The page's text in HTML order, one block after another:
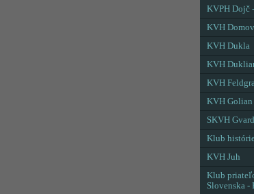
KVPH Dojč
KVH
KVH Dukla
KVH
KVH
KVH Golian
SKVH
Klub
KVH Juh
Klub
Slovenska -